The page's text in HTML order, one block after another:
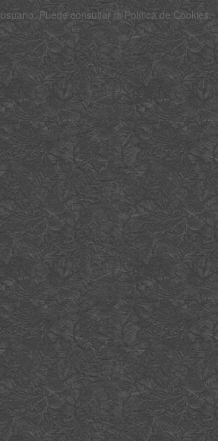
Puede consultar la Política de Cookies: